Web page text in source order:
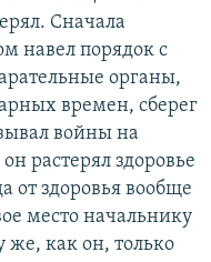
Сначала
навел порядок с
органы,
времен, сберег
войны на
растерял здоровье
от здоровья вообще
место начальнику
же, как он, только